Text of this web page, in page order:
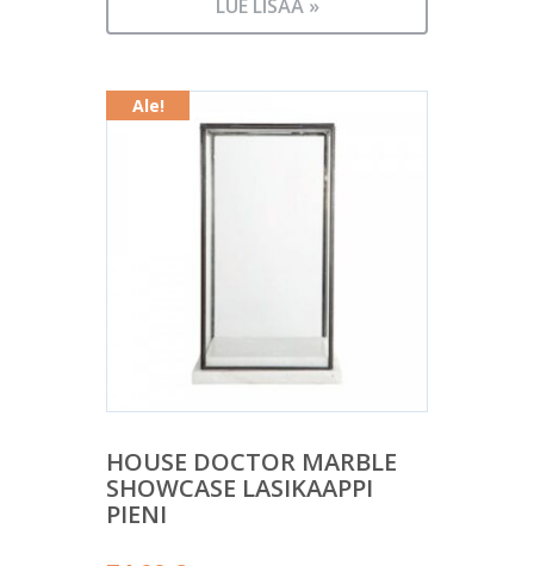
on:
LUE LISÄÄ »
Ale!
HOUSE DOCTOR MARBLE
SHOWCASE LASIKAAPPI
PIENI